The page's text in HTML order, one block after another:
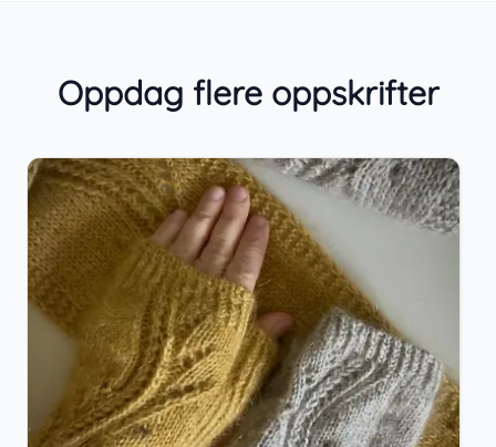
Oppdag flere oppskrifter